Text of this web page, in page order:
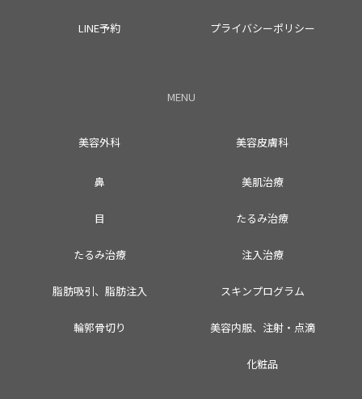
LINE予約 プライバシーポリシー
MENU
美容外科
鼻
目
たるみ治療
脂肪吸引、脂肪注入
輪郭骨切り
美容皮膚科
美肌治療
たるみ治療
注入治療
スキンプログラム
美容内服、注射・点滴
化粧品